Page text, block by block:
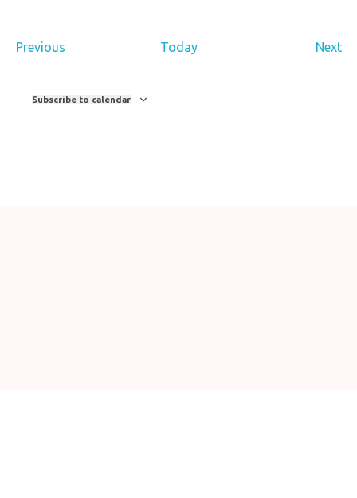
PreviousEvents Today Next
Subscribe to calendar